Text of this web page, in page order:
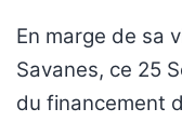
En marge de sa
Savanes, ce 25
du financement